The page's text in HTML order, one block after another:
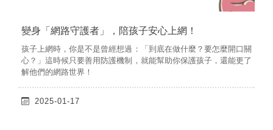
變身「網路守護者」，陪孩子安心上網！
孩子上網時，你是不是曾經想過：「到底在做什麼？要怎麼開口關
心？」這時候只要善用防護機制，就能幫助你保護孩子，還能更了
解他們的網路世界！
2025-01-17